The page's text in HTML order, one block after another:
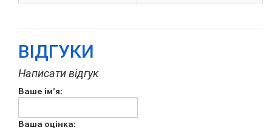
ВІДГУКИ
Написати відгук
Ваше ім'я:
Ваша оцінка: